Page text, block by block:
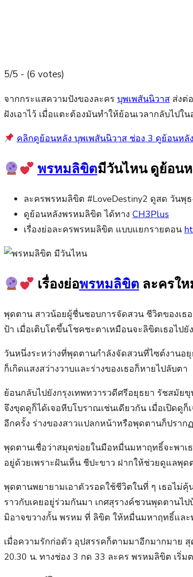
5/5 - (6 votes)
จากกระแสความปังของละคร บุพเพสันนิวาส ส่งต่
ฝังเอาไว้ เมื่อแตะต้องมันทำให้ย้อนเวลากลับไป
คลิกดูย้อนหลัง บุพเพสันนิวาส ช่อง 3 ดูย้อนห
พรหมลิขิตมีวันไหน ดูย้อน
ละครพรหมลิขิต #LoveDestiny2 ดูสด วันพุ
ดูย้อนหลังพรหมลิขิต ได้ทาง CH3Plus
เรื่องย่อละครพรหมลิขิต แบบแยกรายตอน
เรื่องย่อพรหมลิขิต ละครใ
พุดตาน สาวน้อยผู้ชื่นชอบการจัดสวน ชีวิตของเธ
ป้า เมื่อเติบโตขึ้นโชคชะตาเหมือนจะลิขิตเธอไป
วันหนึ่งระหว่างที่พุดตานกำลังจัดสวนที่ไซต์งาน
ก็เกิดแสงสว่างวาบและร่างของเธอก็หายไปลับตา
ย้อนกลับไปยังกรุงเทพทวารวดีศรีอยุธยา รัชสมั
จึงขุดดูก็ได้เจอหีบโบราณเช่นเดียวกัน เมื่อเปิด
อีกครั้ง ร่างของสาวแปลกหน้าหรือพุดตานก็ปราก
พุดตานเชื่อว่าสมุดข่อยในมือหมื่นมหาฤทธิ์จะพาเ
อยู่ด้วยเพราะฝันเห็น ชีปะขาว ฝากให้ช่วยดูแลพุ
พุดตานพยายามเอาตัวรอดใช้ชีวิตในที่ ๆ เธอไม่คุ้
ราวกับเคยอยู่ร่วมกันมา เกศสุรางค์ชวนพุดตาน
มิอาจขวางกั้น พรหม ที่ ลิขิต ให้หมื่นมหาฤทธิ์แล
เมื่อความรักก่อตัว อุปสรรคก็ตามมาอีกมากมาย
20.30 น. ทางช่อง 3 กด 33 ละคร พรหมลิขิต เริ่